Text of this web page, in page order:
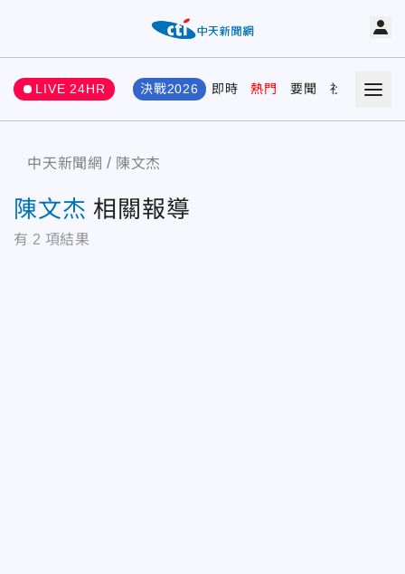
LIVE 24HR 決戰2026 即時 熱門 要聞 社會 娛樂
中天新聞網 陳文杰
陳文杰 相關報導
有 2 項結果